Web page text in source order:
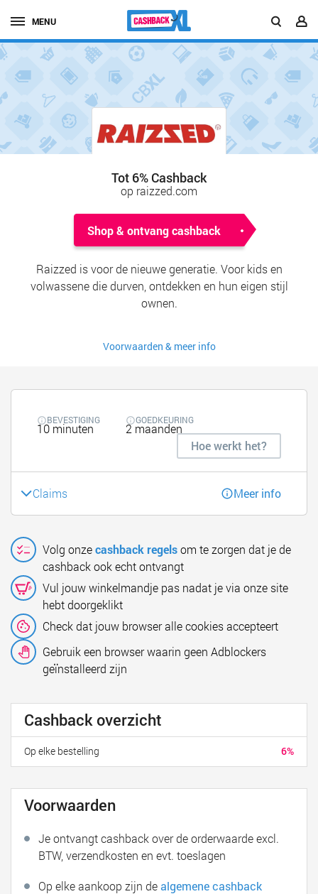
MENU
Tot 6% Cashback
op raizzed.com
Shop & ontvang cashback
Raizzed is voor de nieuwe generatie. Voor kids en
volwassene die durven, ontdekken en hun eigen stijl
ownen.
Voorwaarden & meer info
BEVESTIGING
10 minuten
GOEDKEURING
2 maanden
Hoe werkt het?
Claims Meer info
Volg onzecashback regelsom te zorgen dat je de
cashback ook echt ontvangt
Vul jouw winkelmandje pas nadat je via onze site
hebt doorgeklikt
Check dat jouw browser alle cookies accepteert
Gebruik een browser waarin geen Adblockers
geïnstalleerd zijn
Cashback overzicht
6%
Op elke bestelling
Voorwaarden
Je ontvangt cashback over de orderwaarde excl.
BTW, verzendkosten en evt. toeslagen
Op elke aankoop zijn dealgemene cashback